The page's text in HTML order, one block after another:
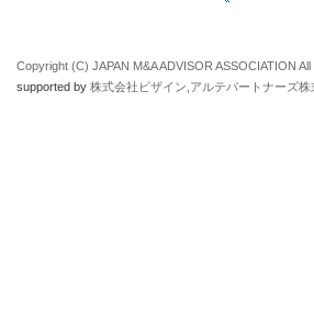
Copyright (C) JAPAN M&A ADVISOR ASSOCIATION
supported by 株式会社ビザイン アルテパートナーズ株